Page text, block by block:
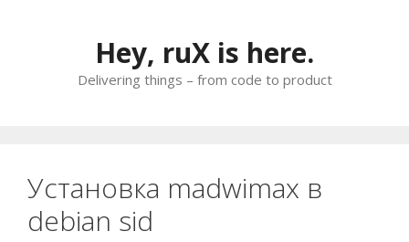
Hey, ruX is here.
Delivering things – from code to product
Установка madwimax в
debian sid